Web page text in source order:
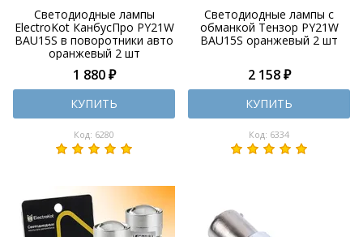
Светодиодные лампы
ElectroKot КанбусПро PY21W
BAU15S в поворотники авто
оранжевый 2 шт
1 880 ₽
КУПИТЬ
Код: 6280
Светодиодные лампы с
обманкой Тензор PY21W
BAU15S оранжевый 2 шт
2 158 ₽
КУПИТЬ
Код: 6334